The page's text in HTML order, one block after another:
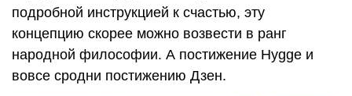
подробной инструкцией к счастью, эту
концепцию скорее можно возвести в ранг
народной философии. А постижение Hygge и
вовсе сродни постижению Дзен.